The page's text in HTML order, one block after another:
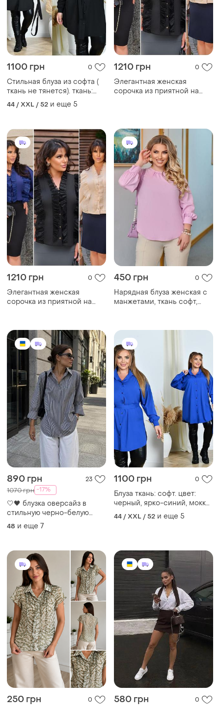
1100 грн 0
Стильная блуза из софта (
ткань не тянется). ткань:
софт. цвет: черный, ярко-
синий, мокко. размеры: 52-
блузы: 92
44 / XXL / 52 и еще 5
1210 грн 0
Элегантная женская
сорочка из приятной на
1210 грн 0
Элегантная женская
сорочка из приятной на
450 грн 0
Нарядная блуза женская с
манжетами, ткань софт,
890 грн 23
1070 грн -17%
🤍🖤 блузка оверсайз в
стильную черно-белую
полоску стильная и
комфортная блузка из
48 и еще 7
1100 грн 0
Блуза ткань: софт. цвет:
черный, ярко-синий, мокко.
размеры: 52-54, 56-58, 60-
62.
44 / XXL / 52 и еще 5
250 грн 0 580 грн 0